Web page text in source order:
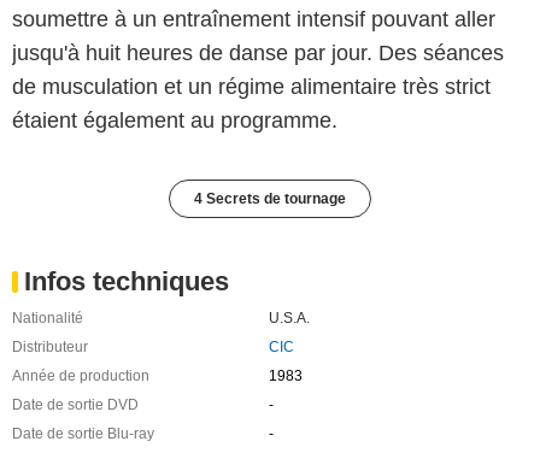
soumettre à un entraînement intensif pouvant aller
jusqu'à huit heures de danse par jour. Des séances
de musculation et un régime alimentaire très strict
étaient également au programme.
4 Secrets de tournage
Infos techniques
Nationalité
U.S.A.
Distributeur
CIC
Année de production
1983
Date de sortie DVD
-
Date de sortie Blu-ray
-